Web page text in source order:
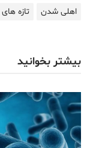
اهلی شدن
تازه‌
بیشتر بخوانید